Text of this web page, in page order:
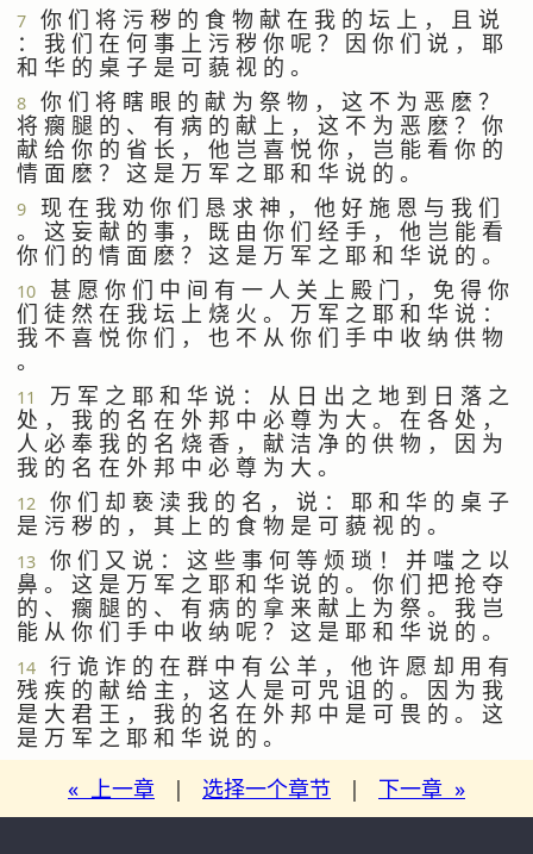
7
你 们 将 污 秽 的 食 物 献 在 我 的 坛 上 ， 且 说
： 我 们 在 何 事 上 污 秽 你 呢 ？ 因 你 们 说 ， 耶
和 华 的 桌 子 是 可 藐 视 的 。
8
你 们 将 瞎 眼 的 献 为 祭 物 ， 这 不 为 恶 麽 ？
将 瘸 腿 的 、 有 病 的 献 上 ， 这 不 为 恶 麽 ？ 你
献 给 你 的 省 长 ， 他 岂 喜 悦 你 ， 岂 能 看 你 的
情 面 麽 ？ 这 是 万 军 之 耶 和 华 说 的 。
9
现 在 我 劝 你 们 恳 求 神 ， 他 好 施 恩 与 我 们
。 这 妄 献 的 事 ， 既 由 你 们 经 手 ， 他 岂 能 看
你 们 的 情 面 麽 ？ 这 是 万 军 之 耶 和 华 说 的 。
10
甚 愿 你 们 中 间 有 一 人 关 上 殿 门 ， 免 得 你
们 徒 然 在 我 坛 上 烧 火 。 万 军 之 耶 和 华 说 ：
我 不 喜 悦 你 们 ， 也 不 从 你 们 手 中 收 纳 供 物
。
11
万 军 之 耶 和 华 说 ： 从 日 出 之 地 到 日 落 之
处 ， 我 的 名 在 外 邦 中 必 尊 为 大 。 在 各 处 ，
人 必 奉 我 的 名 烧 香 ， 献 洁 净 的 供 物 ， 因 为
我 的 名 在 外 邦 中 必 尊 为 大 。
12
你 们 却 亵 渎 我 的 名 ， 说 ： 耶 和 华 的 桌 子
是 污 秽 的 ， 其 上 的 食 物 是 可 藐 视 的 。
13
你 们 又 说 ： 这 些 事 何 等 烦 琐 ！ 并 嗤 之 以
鼻 。 这 是 万 军 之 耶 和 华 说 的 。 你 们 把 抢 夺
的 、 瘸 腿 的 、 有 病 的 拿 来 献 上 为 祭 。 我 岂
能 从 你 们 手 中 收 纳 呢 ？ 这 是 耶 和 华 说 的 。
14
行 诡 诈 的 在 群 中 有 公 羊 ， 他 许 愿 却 用 有
残 疾 的 献 给 主 ， 这 人 是 可 咒 诅 的 。 因 为 我
是 大 君 王 ， 我 的 名 在 外 邦 中 是 可 畏 的 。 这
是 万 军 之 耶 和 华 说 的 。
« 上一章 | 选择一个章节 | 下一章 »